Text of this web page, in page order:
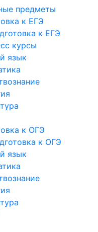
предметы
к ЕГЭ
к ЕГЭ
курсы
язык
к ОГЭ
к ОГЭ
язык